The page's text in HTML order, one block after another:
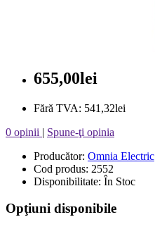
655,00lei
Fără TVA: 541,32lei
0 opinii | Spune-ţi opinia
Producător: Omnia Electric
Cod produs: 2552
Disponibilitate: În Stoc
Opţiuni disponibile